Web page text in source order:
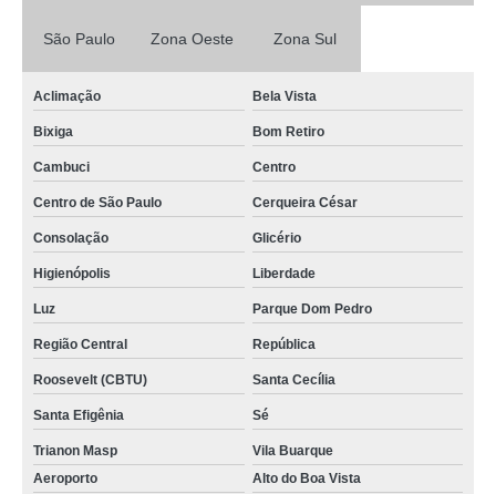
São Paulo Zona Oeste Zona Sul
Aclimação Bela Vista
Bixiga Bom Retiro
Cambuci Centro
Centro de São Paulo Cerqueira César
Consolação Glicério
Higienópolis Liberdade
Luz Parque Dom Pedro
Região Central República
Roosevelt (CBTU) Santa Cecília
Santa Efigênia Sé
Trianon Masp
Vila Buarque
Aeroporto
Alto do Boa Vista